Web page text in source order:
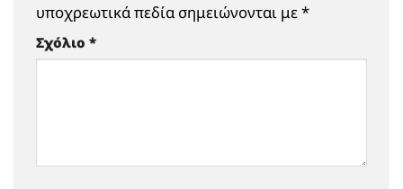
υποχρεωτικά πεδία σημειώνονται με*
Σχόλιο *